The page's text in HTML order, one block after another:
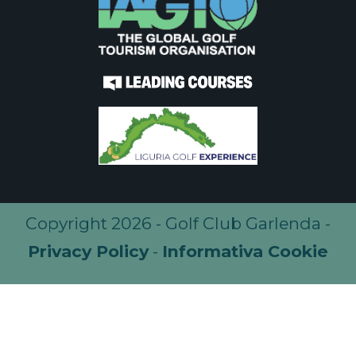
Copyright 2026 - Golf Club Garlenda -
Privacy Policy- Informativa Cookie